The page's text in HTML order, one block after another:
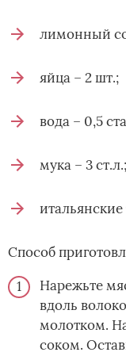
лимонный
яйца – 2 шт.;
вода – 0,5
мука – 3 ст.л.;
итальянские
Способ
Нарежьте
вдоль
молотком.
соком.